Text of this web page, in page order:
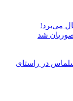
می‌برد!
شد
در راستای